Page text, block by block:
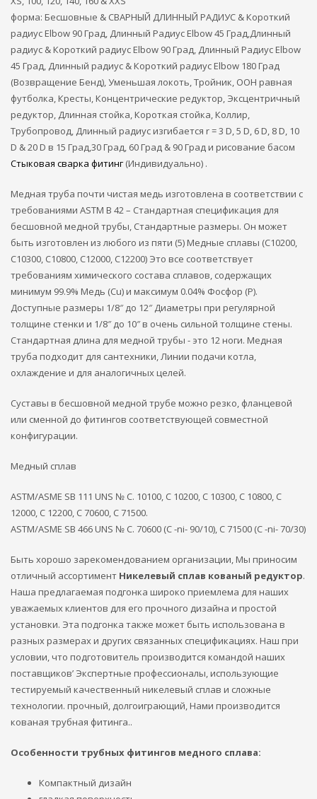
форма: Бесшовные & СВАРНЫЙ ДЛИННЫЙ РАДИУС & Короткий
радиус Elbow 90 Град, Длинный Радиус Elbow 45 Град,Длинный
радиус & Короткий радиус Elbow 90 Град, Длинный Радиус Elbow
45 Град, Длинный радиус & Короткий радиус Elbow 180 Град
(Возвращение Бенд), Уменьшая локоть, Тройник, ООН равная
футболка, Кресты, Концентрические редуктор, Эксцентричный
редуктор, Длинная стойка, Короткая стойка, Коллир,
Трубопровод, Длинный радиус изгибается r = 3 D, 5 D, 6 D, 8 D, 10
D & 20 D в 15 Град,30 Град, 60 Град & 90 Град и рисование басом
Стыковая сварка фитинг (Индивидуально) .
Медная труба почти чистая медь изготовлена ​​в соответствии с
требованиями ASTM B 42 – Стандартная спецификация для
бесшовной медной трубы, Стандартные размеры. Он может
быть изготовлен из любого из пяти (5) Медные сплавы (C10200,
C10300, C10800, C12000, C12200) Это все соответствует
требованиям химического состава сплавов, содержащих
минимум 99.9% Медь (Cu) и максимум 0.04% Фосфор (P).
Доступные размеры 1/8″ до 12″ Диаметры при регулярной
толщине стенки и 1/8″ до 10″ в очень сильной толщине стены.
Стандартная длина для медной трубы - это 12 ноги. Медная
труба подходит для сантехники, Линии подачи котла,
охлаждение и для аналогичных целей.
Суставы в бесшовной медной трубе можно резко, фланцевой
или сменной до фитингов соответствующей совместной
конфигурации.
Медный сплав
ASTM/ASME SB 111 UNS № C. 10100, C 10200, C 10300, C 10800, C
12000, C 12200, C 70600, C 71500.
ASTM/ASME SB 466 UNS № C. 70600 (С -ni- 90/10), C 71500 (С -ni- 70/30)
Быть хорошо зарекомендованием организации, Мы приносим
отличный ассортимент Никелевый сплав кованый редуктор.
Наша предлагаемая подгонка широко приемлема для наших
уважаемых клиентов для его прочного дизайна и простой
установки. Эта подгонка также может быть использована в
разных размерах и других связанных спецификациях. Наш при
условии, что подготовитель производится командой наших
поставщиков’ Экспертные профессионалы, использующие
тестируемый качественный никелевый сплав и сложные
технологии. прочный, долгоиграющий, Нами производится
кованая трубная фитинга..
Особенности трубных фитингов медного сплава:
Компактный дизайн